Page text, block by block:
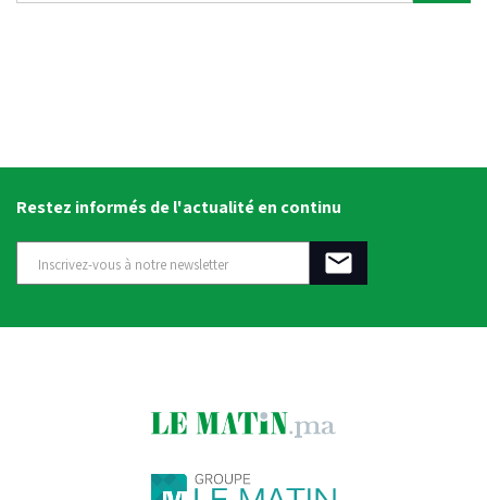
Restez informés de l'actualité en continu